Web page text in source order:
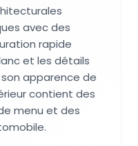
avec des
rapide
et les détails
apparence de
contient des
menu et des